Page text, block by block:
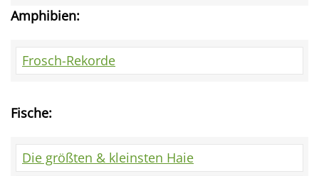
Amphibien:
Frosch-Rekorde
Fische:
Die größten & kleinsten Haie